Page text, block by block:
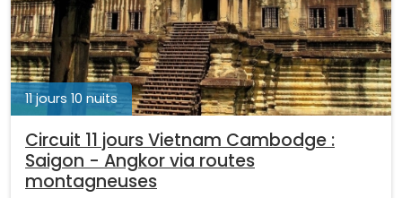
11 jours 10 nuits
Circuit 11 jours Vietnam Cambodge :
Saigon - Angkor via routes
montagneuses